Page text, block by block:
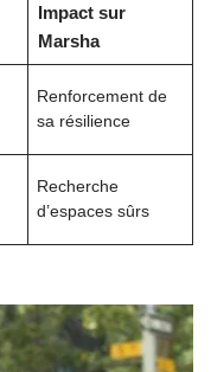
Impact sur
Marsha
Renforcement de
sa résilience
Recherche
d’espaces sûrs